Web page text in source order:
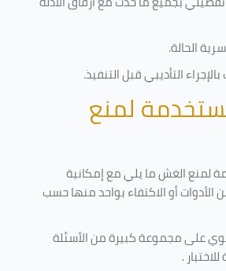
الحالة.
بالإجراء التأديبي قبل التنفيذ.
لمنع
لمنع الغش ما يلي مع إمكانية
أو الاكتفاء بواحد منها حسب
على مجموعة كبيرة من الأسئلة
.